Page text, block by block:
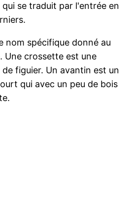
qui se traduit par l'entrée en
nom spécifique donné au
Une crossette est une
figuier. Un avantin est un
qui avec un peu de bois